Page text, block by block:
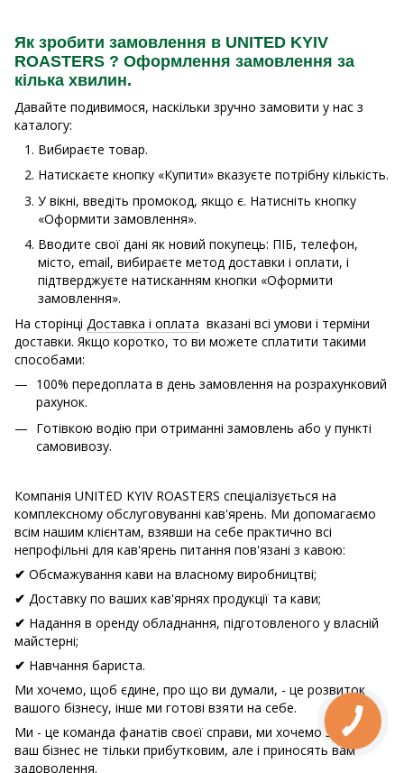
Як зробити замовлення в UNITED KYIV
ROASTERS ? Оформлення замовлення за
кілька хвилин.
Давайте подивимося, наскільки зручно замовити у нас з
каталогу:
Вибираєте товар.
Натискаєте кнопку «Купити» вказуєте потрібну кількість.
У вікні, введіть промокод, якщо є. Натисніть кнопку
«Оформити замовлення».
Вводите свої дані як новий покупець: ПІБ, телефон,
місто, email, вибираєте метод доставки і оплати, і
підтверджуєте натисканням кнопки «Оформити
замовлення».
На сторінці Доставка і оплата вказані всі умови і терміни
доставки. Якщо коротко, то ви можете сплатити такими
способами:
100% передоплата в день замовлення на розрахунковий
рахунок.
Готівкою водію при отриманні замовлень або у пункті
самовивозу.
Компанія UNITED KYIV ROASTERS спеціалізується на
комплексному обслуговуванні кав'ярень. Ми допомагаємо
всім нашим клієнтам, взявши на себе практично всі
непрофільні для кав'ярень питання пов'язані з кавою:
✔ Обсмажування кави на власному виробництві;
✔ Доставку по ваших кав'ярнях продукції та кави;
✔ Надання в оренду обладнання, підготовленого у власній
майстерні;
✔ Навчання бариста.
Ми хочемо, щоб єдине, про що ви думали, - це розвиток
вашого бізнесу, інше ми готові взяти на себе.
Ми - це команда фанатів своєї справи, ми хочемо зробити
ваш бізнес не тільки прибутковим, але і приносять вам
задоволення.